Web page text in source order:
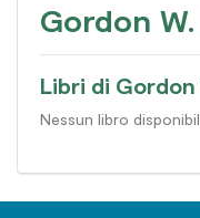
Gordon
Libri di Gordon
Nessun libro